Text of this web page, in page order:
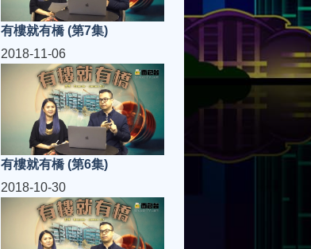
有樓就有橋 (第7集)
2018-11-06
有樓就有橋 (第6集)
2018-10-30